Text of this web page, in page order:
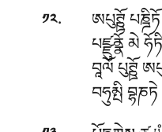
༡༢. ཨཔུཊྛོ
པཛྫུནྣོ མེ
བཱལོ པུཊྛོ
བཧུམྤི